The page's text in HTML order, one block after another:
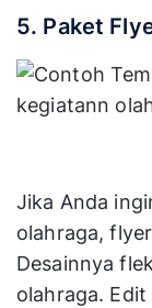
5. Paket
Jika Anda
olahraga,
Desainnya
olahraga.